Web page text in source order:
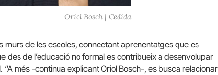
Oriol Bosch | Cedida
murs de les escoles, connectant aprenentatges que es
des de l’educació no formal es contribueix a desenvolupar
“A més -continua explicant Oriol Bosch-, es busca relacionar